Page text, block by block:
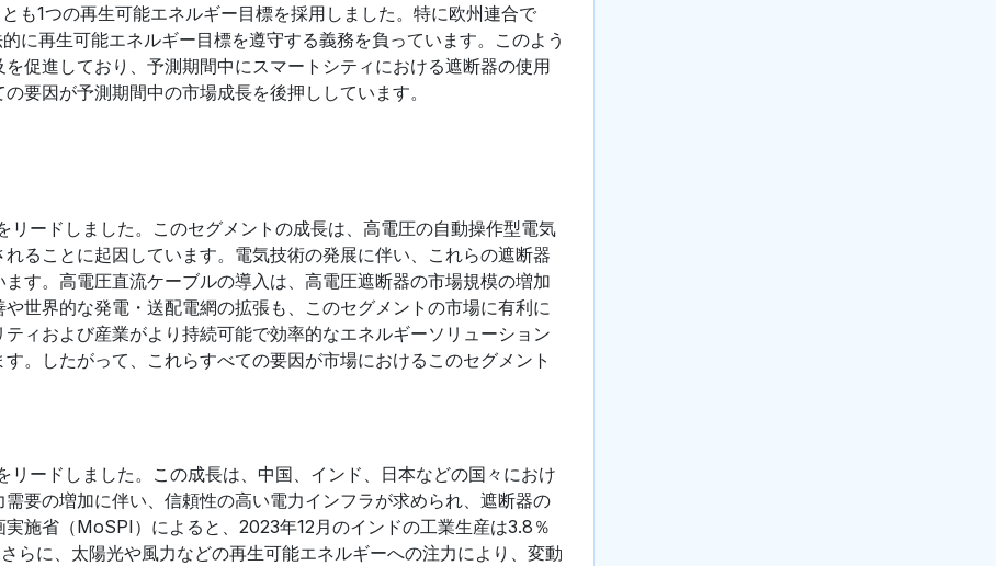
も1つの再生可能エネルギー目標を採用しました。特に欧州連合で
に再生可能エネルギー目標を遵守する義務を負っています。このよう
促進しており、予測期間中にスマートシティにおける遮断器の使用
要因が予測期間中の市場成長を後押ししています。
ードしました。このセグメントの成長は、高電圧の自動操作型電気
ることに起因しています。電気技術の発展に伴い、これらの遮断器
す。高電圧直流ケーブルの導入は、高電圧遮断器の市場規模の増加
世界的な発電・送配電網の拡張も、このセグメントの市場に有利に
ィおよび産業がより持続可能で効率的なエネルギーソリューション
。したがって、これらすべての要因が市場におけるこのセグメント
ードしました。この成長は、中国、インド、日本などの国々におけ
要の増加に伴い、信頼性の高い電力インフラが求められ、遮断器の
施省（MoSPI）によると、2023年12月のインドの工業生産は3.8％
らに、太陽光や風力などの再生可能エネルギーへの注力により、変動